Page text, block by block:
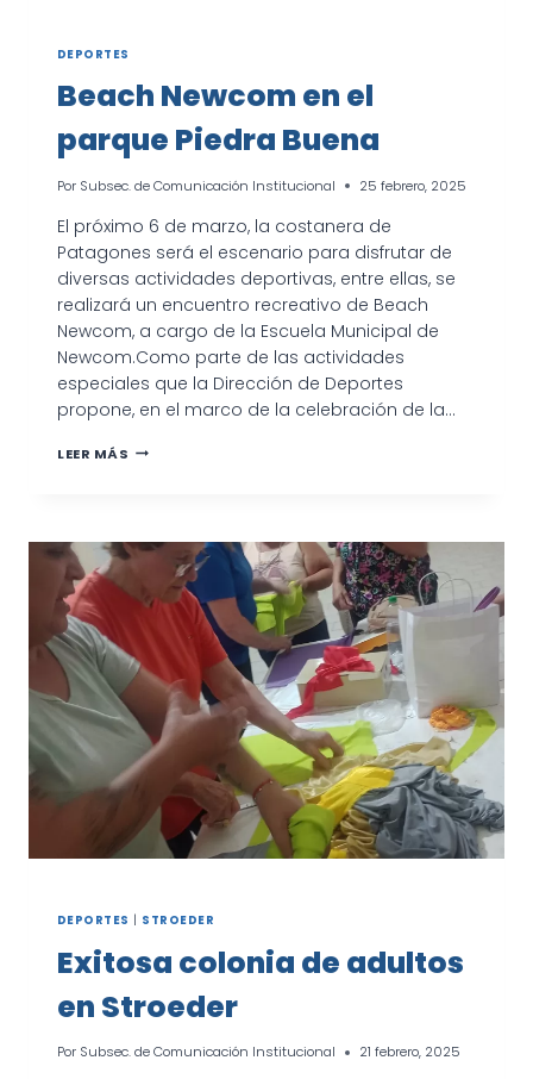
DEPORTES
Beach Newcom en el
parque Piedra Buena
Por Subsec. de Comunicación Institucional 25 febrero, 2025
El próximo 6 de marzo, la costanera de
Patagones será el escenario para disfrutar de
diversas actividades deportivas, entre ellas, se
realizará un encuentro recreativo de Beach
Newcom, a cargo de la Escuela Municipal de
Newcom.Como parte de las actividades
especiales que la Dirección de Deportes
propone, en el marco de la celebración de la…
LEER MÁS BEACH
PIEDRA
BUENA
DEPORTES STROEDER
Exitosa colonia de adultos
en Stroeder
Por Subsec. de Comunicación Institucional 21 febrero, 2025